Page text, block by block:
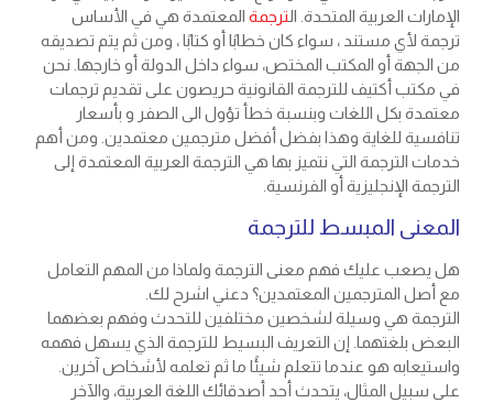
الإمارات العربية المتحدة. الترجمة المعتمدة هي في الأساس
ترجمة لأي مستند ، سواء كان خطابًا أو كتابًا ، ومن ثم يتم تصديقه
من الجهة أو المكتب المختص، سواء داخل الدولة أو خارجها. نحن
في مكتب أكتيف للترجمة القانونية حريصون على تقديم ترجمات
معتمدة بكل اللغات وبنسبة خطأ تؤول الى الصفر و بأسعار
تنافسية للغاية وهذا بفضل أفضل مترجمين معتمدين. ومن أهم
خدمات الترجمة التي نتميز بها هي الترجمة العربية المعتمدة إلى
الترجمة الإنجليزية أو الفرنسية.
المعنى المبسط للترجمة
هل يصعب عليك فهم معنى الترجمة ولماذا من المهم التعامل
مع أصل المترجمين المعتمدين؟ دعني اشرح لك.
الترجمة هي وسيلة لشخصين مختلفين للتحدث وفهم بعضهما
البعض بلغتهما. إن التعريف البسيط للترجمة الذي يسهل فهمه
واستيعابه هو عندما تتعلم شيئًا ما ثم تعلمه لأشخاص آخرين.
على سبيل المثال، يتحدث أحد أصدقائك اللغة العربية، والآخر